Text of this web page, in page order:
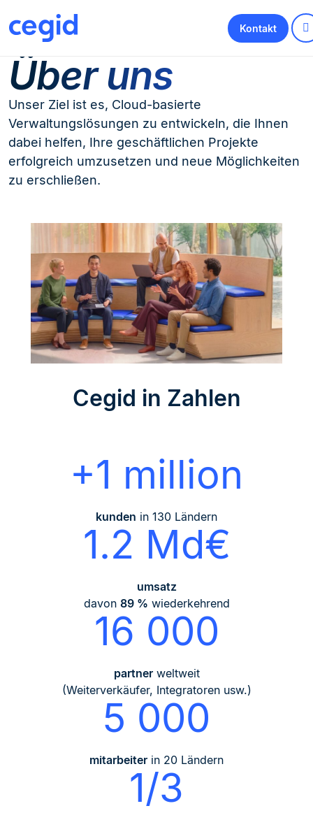
Kontakt
Über uns
Unser Ziel ist es, Cloud-basierte
Verwaltungslösungen zu entwickeln, die Ihnen
dabei helfen, Ihre geschäftlichen Projekte
erfolgreich umzusetzen und neue Möglichkeiten
zu erschließen.
Cegid in Zahlen
+1 million
kunden in 130 Ländern
1.2 Md€
umsatz
davon 89 % wiederkehrend
16 000
partnerweltweit
(Weiterverkäufer, Integratoren usw.)
5 000
mitarbeiter in 20 Ländern
1/3